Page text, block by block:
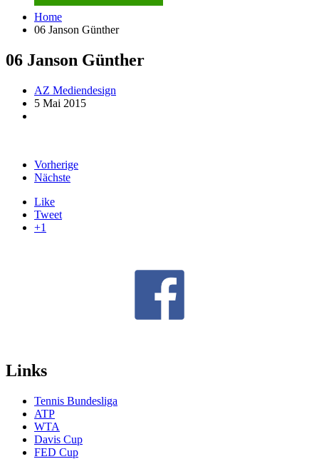
Home
06 Janson Günther
06 Janson Günther
AZ Mediendesign
5 Mai 2015
Vorherige
Nächste
Like
Tweet
+1
Links
Tennis Bundesliga
ATP
WTA
Davis Cup
FED Cup